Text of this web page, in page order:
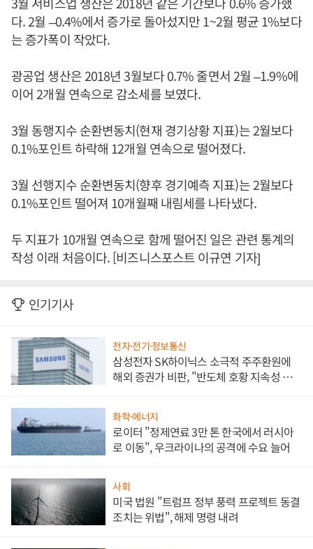
다. 2월 –0.4%에서 증가로 돌아섰지만 1~2월 평균 1%보다
는 증가폭이 작았다.
광공업 생산은 2018년 3월보다 0.7% 줄면서 2월 –1.9%에
이어 2개월 연속으로 감소세를 보였다.
3월 동행지수 순환변동치(현재 경기상황 지표)는 2월보다
0.1%포인트 하락해 12개월 연속으로 떨어졌다.
3월 선행지수 순환변동치(향후 경기예측 지표)는 2월보다
0.1%포인트 떨어져 10개월째 내림세를 나타냈다.
두 지표가 10개월 연속으로 함께 떨어진 일은 관련 통계의
작성 이래 처음이다. [비즈니스포스트 이규연 기자]
인기기사
전자·전기·정보통신
삼성전자 SK하이닉스 소극적 주주환원에
해외 증권가 비판, "반도체 호황 지속성 의
화학·에너지
로이터 "정제연료 3만 톤 한국에서 러시아
로 이동", 우크라이나의 공격에 수요 늘어
사회
미국 법원 "트럼프 정부 풍력 프로젝트 동결
조치는 위법", 해제 명령 내려